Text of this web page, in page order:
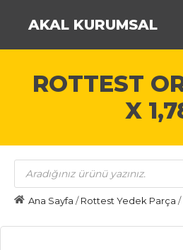
AKAL KURUMSAL
ROTTEST
X
Products
search
Ana Sayfa /Rottest Yedek Parça /